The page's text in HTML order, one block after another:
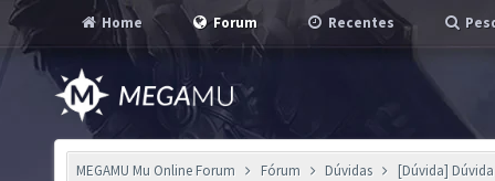
Home Forum Recentes
MEGAMU Mu Online Forum Fórum Dúvidas [Dúvida]